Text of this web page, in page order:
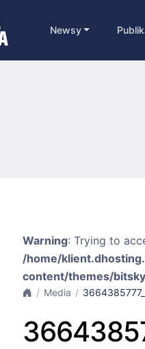
Newsy
Warning: Trying to
/home/
content/themes/
Media